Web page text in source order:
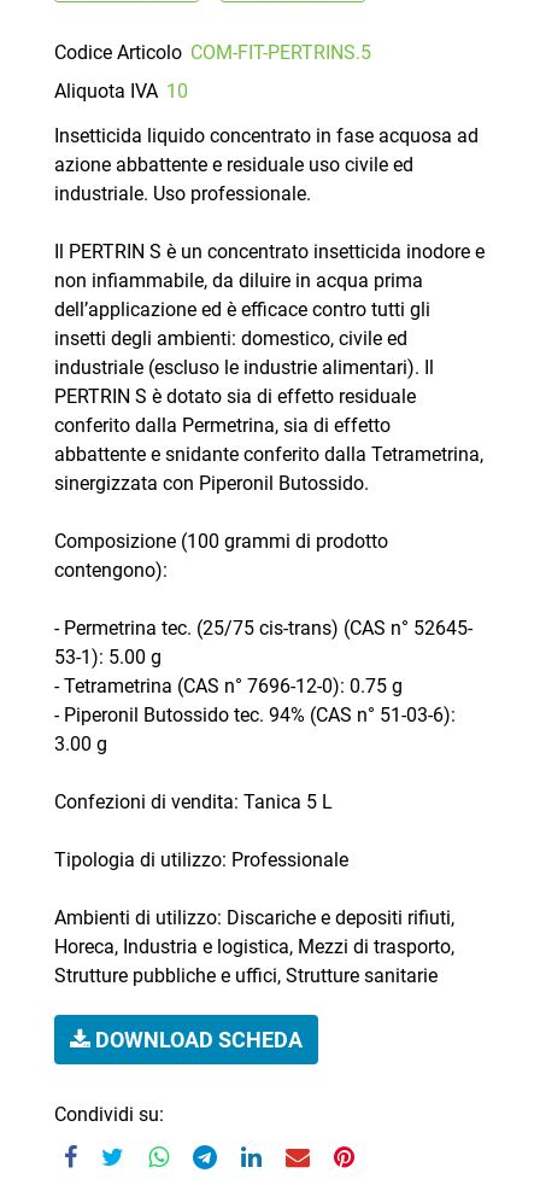
Codice Articolo COM-FIT-PERTRINS.5
Aliquota IVA 10
Insetticida liquido concentrato in fase acquosa ad
azione abbattente e residuale uso civile ed
industriale. Uso professionale.
Il PERTRIN S è un concentrato insetticida inodore e
non infiammabile, da diluire in acqua prima
dell’applicazione ed è efficace contro tutti gli
insetti degli ambienti: domestico, civile ed
industriale (escluso le industrie alimentari). Il
PERTRIN S è dotato sia di effetto residuale
conferito dalla Permetrina, sia di effetto
abbattente e snidante conferito dalla Tetrametrina,
sinergizzata con Piperonil Butossido.
Composizione (100 grammi di prodotto
contengono):
- Permetrina tec. (25/75 cis-trans) (CAS n° 52645-
53-1): 5.00 g
- Tetrametrina (CAS n° 7696-12-0): 0.75 g
- Piperonil Butossido tec. 94% (CAS n° 51-03-6):
3.00 g
Confezioni di vendita: Tanica 5 L
Tipologia di utilizzo: Professionale
Ambienti di utilizzo: Discariche e depositi rifiuti,
Horeca, Industria e logistica, Mezzi di trasporto,
Strutture pubbliche e uffici, Strutture sanitarie
DOWNLOAD SCHEDA
Condividi su: